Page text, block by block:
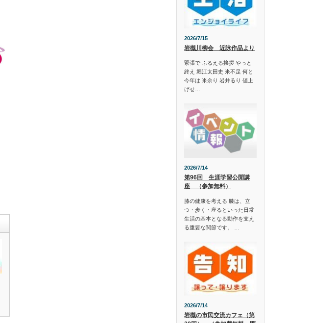
2026/7/15
岩槻川柳会 近詠作品より
緊張で ふるえる挨拶 やっと
終え 堀江太田史 米不足 何と
今年は 米余り 岩井るり 値上
げせ…
2026/7/14
第96回 生涯学習公開講
座 （参加無料）
膝の健康を考える 膝は、立
つ・歩く・座るといった日常
生活の基本となる動作を支え
る重要な関節です。 …
2026/7/14
岩槻の市民交流カフェ（第